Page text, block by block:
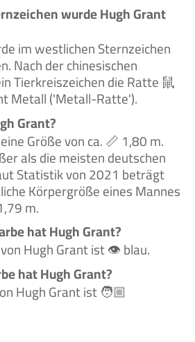
wurde Hugh Grant
im westlichen Sternzeichen
Nach der chinesischen
Tierkreiszeichen die Ratte 鼠
Metall ('Metall-Ratte').
Grant?
Größe von ca. 📏 1,80 m.
als die meisten deutschen
Statistik von 2021 beträgt
Körpergröße eines Mannes
m.
hat Hugh Grant?
Hugh Grant ist 👁️ blau.
hat Hugh Grant?
Hugh Grant ist 🧑🏼‍